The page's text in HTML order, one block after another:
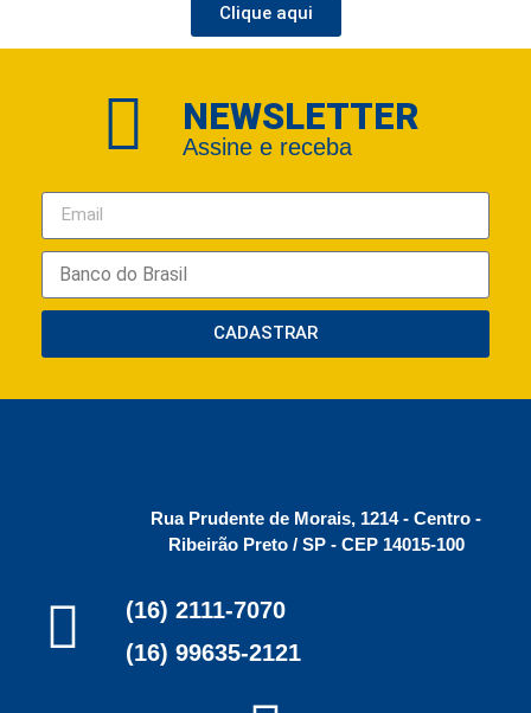
Clique aqui
NEWSLETTER
Assine e receba
CADASTRAR
Rua Prudente de Morais, 1214 - Centro -
Ribeirão Preto / SP - CEP 14015-100
(16) 2111-7070
(16) 99635-2121